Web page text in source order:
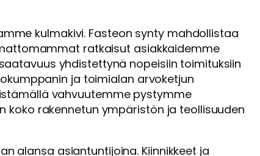
kulmakivi. Fasteon synty mahdollistaa
ratkaisut asiakkaidemme
yhdistettynä nopeisiin toimituksiin
ja toimialan arvoketjun
vahvuutemme pystymme
rakennetun ympäristön ja teollisuuden
alansa asiantuntijoina. Kiinnikkeet ja